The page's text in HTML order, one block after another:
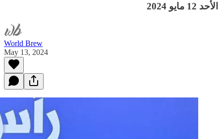
الأحد 12 مايو 2024
World Brew
May 13, 2024